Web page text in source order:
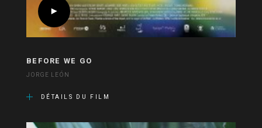
BEFORE WE GO
JORGE LEÓN
DÉTAILS DU FILM